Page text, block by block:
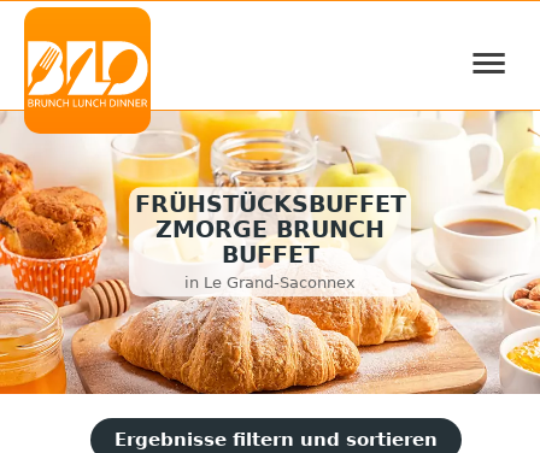
≡
FRÜHSTÜCKSBUFFET
ZMORGE BRUNCH
BUFFET
in Le Grand-Saconnex
Ergebnisse filtern und sortieren